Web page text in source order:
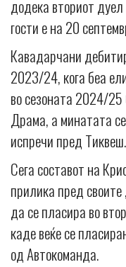
додека вториот
гости е на 20
Кавадарчани
2023/24, кога беа
во сезоната 2024/
Драма, а минатата
испречи пред Тиквеш.
Сега составот на
прилика пред
да се пласира во
каде веќе се
од Автокоманда.